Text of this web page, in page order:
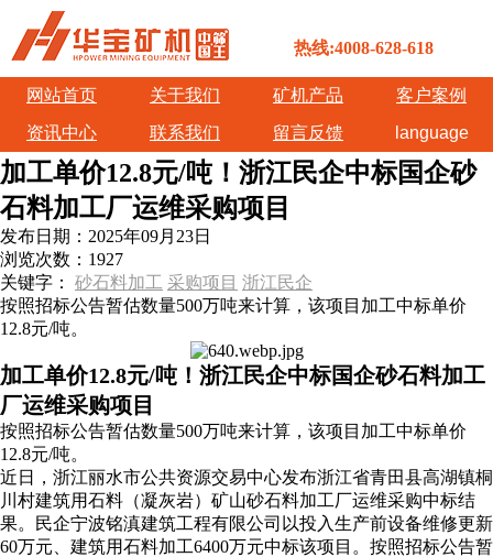
热线:4008-628-618
网站首页 关于我们 矿机产品
客户案例
资讯中心
联系我们 留言反馈 language
加工单价12.8元/吨！浙江民企中标国企砂
石料加工厂运维采购项目
发布日期： 2025年09月23日
浏览次数： 1927
关键字： 砂石料加工 采购项目 浙江民企
按照招标公告暂估数量500万吨来计算，该项目加工中标单价
12.8元/吨。
加工单价12.8元/吨！浙江民企中标国企砂石料加工
厂运维采购项目
按照招标公告暂估数量500万吨来计算，该项目加工中标单价
12.8元/吨。
近日，浙江丽水市公共资源交易中心发布浙江省青田县高湖镇桐
川村建筑用石料（凝灰岩）矿山砂石料加工厂运维采购中标结
果。民企宁波铭滇建筑工程有限公司以投入生产前设备维修更新
60万元、建筑用石料加工6400万元中标该项目。按照招标公告暂